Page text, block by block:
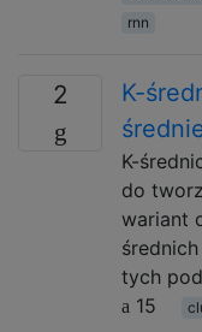
rnn
2
K-
K-
do
wariant
tych
15